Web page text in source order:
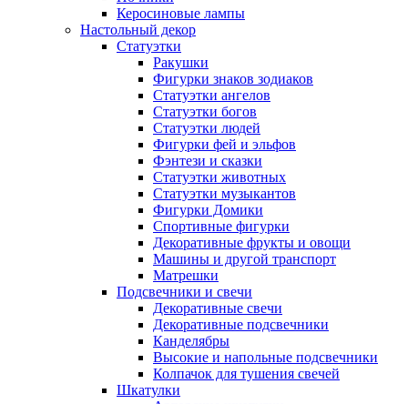
Керосиновые лампы
Настольный декор
Статуэтки
Ракушки
Фигурки знаков зодиаков
Статуэтки ангелов
Статуэтки богов
Статуэтки людей
Фигурки фей и эльфов
Фэнтези и сказки
Статуэтки животных
Статуэтки музыкантов
Фигурки Домики
Спортивные фигурки
Декоративные фрукты и овощи
Машины и другой транспорт
Матрешки
Подсвечники и свечи
Декоративные свечи
Декоративные подсвечники
Канделябры
Высокие и напольные подсвечники
Колпачок для тушения свечей
Шкатулки